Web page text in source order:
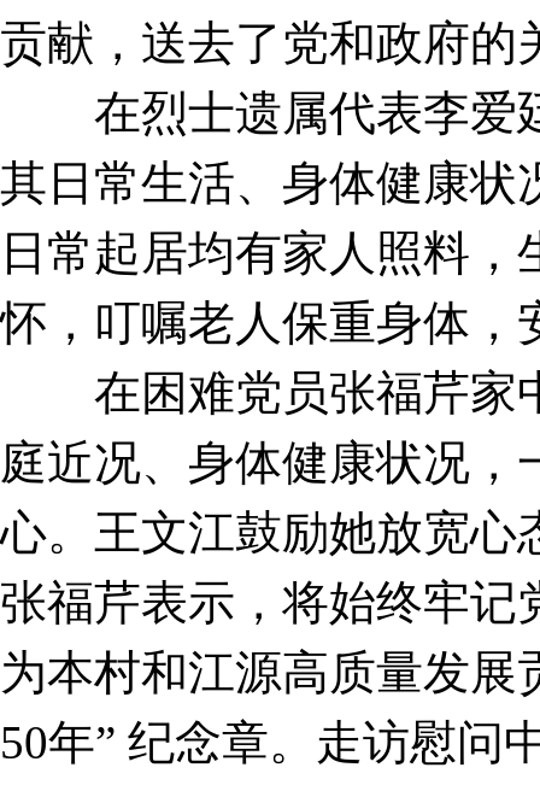
贡献，送去了党和政府的
在烈士遗属代表李爱
其日常生活、身体健康状
日常起居均有家人照料
怀，叮嘱老人保重身体，
在困难党员张福芹家
庭近况、身体健康状况
心。王文江鼓励她放宽心
张福芹表示，将始终牢记
为本村和江源高质量发展
50年” 纪念章。走访慰问